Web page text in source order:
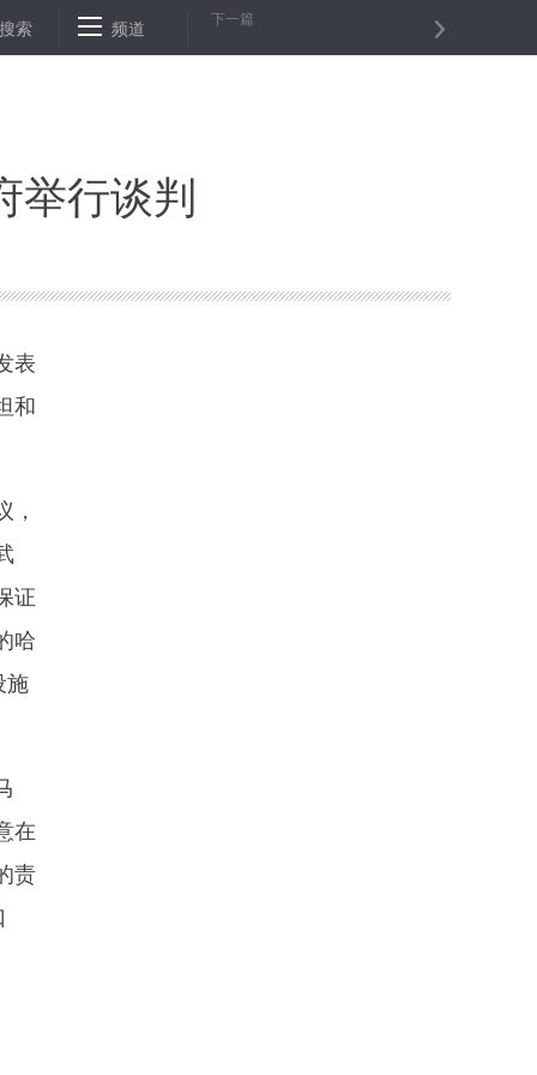
２０１７”第二次多国军演 土耳其再次延长紧急状态3个月
搜索 频道 下一篇
举行谈判
表
和
证
哈
施
在
责